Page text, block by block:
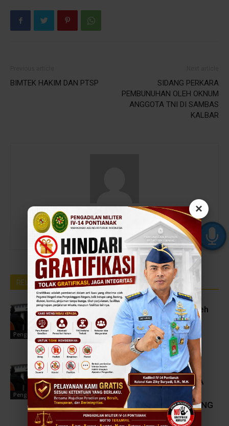
×
BIMTEK HAKIM DAN PTSP
SIDANG PERKARA
PEMBUNUHAN OLEH OKNUM
ANGGOTA TNI DI SAMBAS
KALBAR
admin
https://baru.dilmil-pontianak.go.id
RELATED ARTICLES MORE FROM AUTHOR
Pengumuman
Usulan Unit Kerja Untuk Memperoleh
Predikat WBK dan WBBM di
Lingkungan Peradilan Militer dan
Peradilan Tata Usaha Negara
Pengumuman
PENGUMUMAN 3 BESAR HASIL
PELAKSANAAN SELEKSI TERBUKA
PENGISIAN JPT MADYA DAN
PRATAMA PADA MAHKAMAH AGUNG
RI TA. 2026